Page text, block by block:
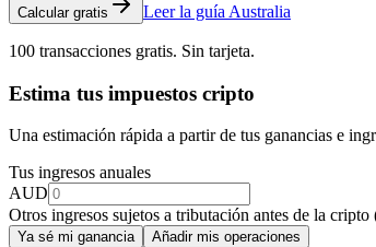
Calcular gratis Leer la guía Australia
100 transacciones gratis. Sin tarjeta.
Estima tus impuestos cripto
Una estimación rápida a partir de tus ganancias e
Tus ingresos anuales
AUD
Otros ingresos sujetos a tributación antes de la
Ya sé mi ganancia Añadir mis operaciones